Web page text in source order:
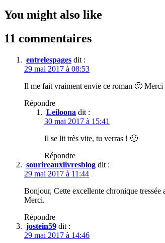
You might also like
11 commentaires
entrelespages dit :
29 mai 2017 à 08:53
Il me fait vraiment envie ce roman 🙂
Répondre
Leiloona dit :
30 mai 2017 à 15:41
Il se lit très vite, tu verras ! 🙂
Répondre
sourireauxlivresblog dit :
29 mai 2017 à 11:44
Bonjour, Cette excellente chronique
Merci.
Répondre
jostein59 dit :
29 mai 2017 à 14:46